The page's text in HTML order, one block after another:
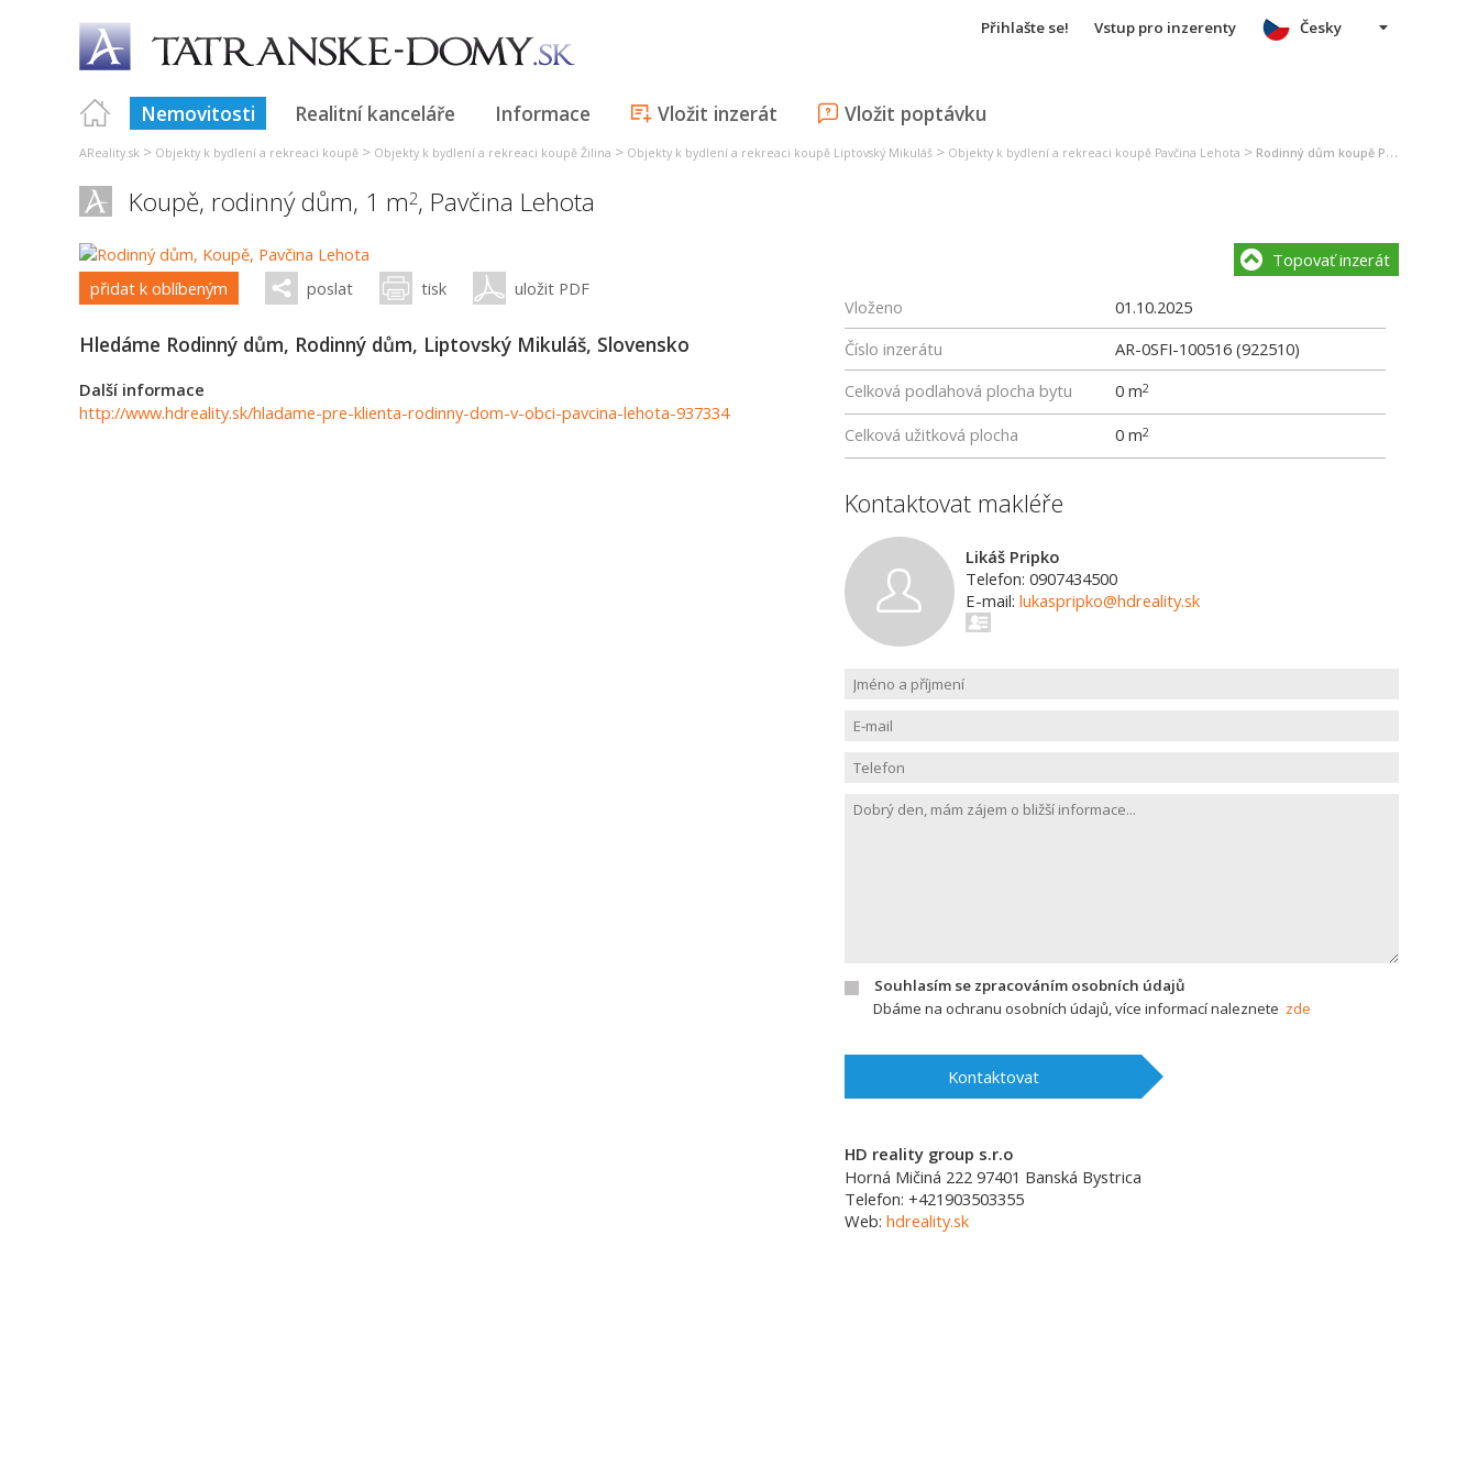
Přihlašte se! Vstup pro inzerenty
Nemovitosti Realitní kanceláře Informace Vložit inzerát Vložit poptávku
Česky
AReality.sk > Objekty k bydlení a rekreaci koupě > Objekty k bydlení a rekreaci koupě Žilina > Objekty k bydlení a rekreaci koupě Liptovský Mikuláš > Objekty k bydlení a rekreaci koupě Pavčina Lehota > Rodinný dům koupě Pavčina Lehota
Koupě, rodinný dům, 1 m2, Pavčina Lehota
přidat k oblíbeným poslat tisk uložit PDF
Hledáme Rodinný dům, Rodinný dům, Liptovský Mikuláš, Slovensko
Další informace
http://www.hdreality.sk/hladame-pre-klienta-rodinny-dom-v-obci-pavcina-lehota-937334
Topovať inzerát
Vloženo
01.10.2025
Číslo inzerátu
AR-0SFI-100516 (922510)
Celková podlahová plocha bytu
0 m2
Celková užitková plocha 0 m2
Kontaktovat makléře
Likáš Pripko
Telefon: 0907434500
E-mail: lukaspripko@hdreality.sk
Souhlasím se zpracováním osobních údajů
Dbáme na ochranu osobních údajů, více informací naleznete zde
Kontaktovat
HD reality group s.r.o
Horná Mičiná 222 97401 Banská Bystrica
Telefon: +421903503355
Web: hdreality.sk